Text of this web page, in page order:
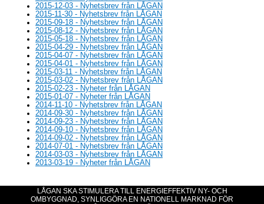
2015-12-03 - Nyhetsbrev från LÅGAN
2015-11-30 - Nyhetsbrev från LÅGAN
2015-09-18 - Nyhetsbrev från LÅGAN
2015-08-12 - Nyhetsbrev från LÅGAN
2015-05-18 - Nyhetsbrev från LÅGAN
2015-04-29 - Nyhetsbrev från LÅGAN
2015-04-07 - Nyhetsbrev från LÅGAN
2015-04-01 - Nyhetsbrev från LÅGAN
2015-03-11 - Nyhetsbrev från LÅGAN
2015-03-02 - Nyhetsbrev från LÅGAN
2015-02-23 - Nyheter från LÅGAN
2015-01-07 - Nyheter från LÅGAN
2014-11-10 - Nyhetsbrev från LÅGAN
2014-09-30 - Nyhetsbrev från LÅGAN
2014-09-23 - Nyhetsbrev från LÅGAN
2014-09-10 - Nyhetsbrev från LÅGAN
2014-09-02 - Nyhetsbrev från LÅGAN
2014-07-01 - Nyhetsbrev från LÅGAN
2014-03-03 - Nyhetsbrev från LÅGAN
2013-03-19 - Nyheter från LÅGAN
LÅGAN SKA STIMULERA TILL ENERGIEFFEKTIV NY- OCH
OMBYGGNAD, SYNLIGGÖRA EN NATIONELL MARKNAD FÖR